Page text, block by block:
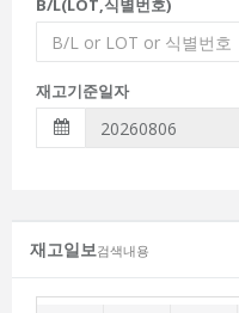
B/L(LOT,식별번호)
재고기준일자
재고일보검색내용